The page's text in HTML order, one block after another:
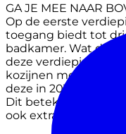
GA JE MEE NAAR
Op de eerste
toegang biedt tot
badkamer. Wat
deze verdieping zijn
kozijnen met
deze in 2016
Dit betekent niet
ook extra comfort en